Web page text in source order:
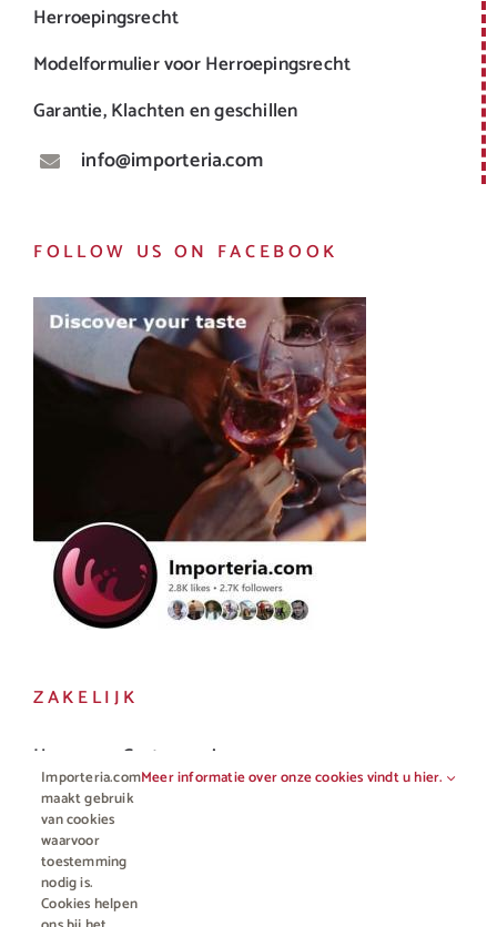
Herroepingsrecht
Modelformulier voor Herroepingsrecht
Garantie, Klachten en geschillen
info@importeria.com
FOLLOW US ON FACEBOOK
ZAKELIJK
Horeca en Gastronomie
Vakhandel
Importeria.com
maakt gebruik
van cookies
waarvoor
toestemming
nodig is.
Cookies helpen
Meer informatie over onze cookies vindt u hier.